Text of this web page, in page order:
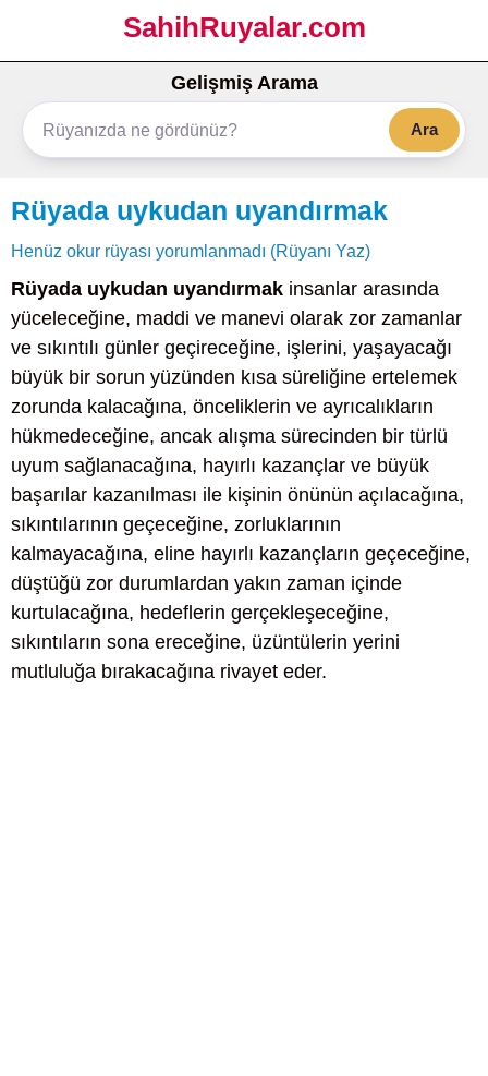
SahihRuyalar.com
Gelişmiş Arama
Ara
Rüyada uykudan uyandırmak
Henüz okur rüyası yorumlanmadı (Rüyanı Yaz)
Rüyada uykudan uyandırmak insanlar arasında
yüceleceğine, maddi ve manevi olarak zor zamanlar
ve sıkıntılı günler geçireceğine, işlerini, yaşayacağı
büyük bir sorun yüzünden kısa süreliğine ertelemek
zorunda kalacağına, önceliklerin ve ayrıcalıkların
hükmedeceğine, ancak alışma sürecinden bir türlü
uyum sağlanacağına, hayırlı kazançlar ve büyük
başarılar kazanılması ile kişinin önünün açılacağına,
sıkıntılarının geçeceğine, zorluklarının
kalmayacağına, eline hayırlı kazançların geçeceğine,
düştüğü zor durumlardan yakın zaman içinde
kurtulacağına, hedeflerin gerçekleşeceğine,
sıkıntıların sona ereceğine, üzüntülerin yerini
mutluluğa bırakacağına rivayet eder.